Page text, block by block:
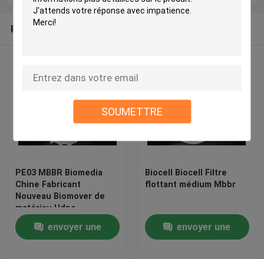
SOUMETTRE
Produits recommandés
PE03 MBBR Biomedia
Chine Fabricant
Nouveau Biomover de
matériau Hdpe
envoyer une
Biocell Biocell Filtre
flottant médium Mbbr
envoyer une